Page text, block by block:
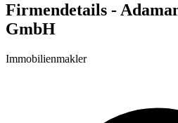
Firmendetails -
GmbH
Immobilienmakler